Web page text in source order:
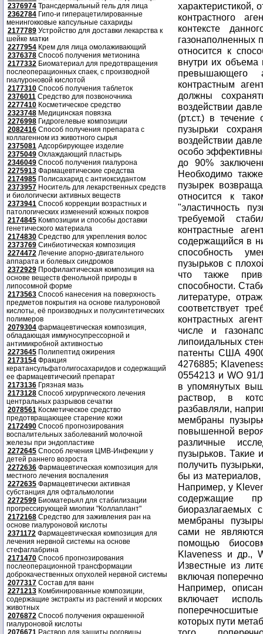
2376974 Трансдермальный гель для лица
2362784 Гипо-и гиперацетилированные
менингокковые капсульные сахариды
2177789 Устройство для доставки лекарства к
шейке матки
2277954 Крем для лица омолаживающий
2376378 Способ получения метионина
2177332 Биоматериал для предотвращения
послеоперационных спаек, с производной
гиалуроновой кислотой
2177310 Способ получения таблеток
2376011 Средство для позвоночника
2277410 Косметическое средство
2323748 Медицинская повязка
2276998 Гидрогелевые композиции
2082416 Способ получения препарата с
коллагенном из животного сырья
2375081 Адсорбирующее изделие
2375049 Охлаждающий пластырь
2346049 Способ получения гиалурона
2275913 Фармацевтические средства
2174985 Полисахарид с антиоксидантом
2373957 Носитель для лекарственных средств
и биологически активных веществ
2373941 Способ коррекции возрастных и
патологических изменений кожных покров
2174845 Композиции и способы доставки
генетического материала
2174830 Средство для укрепления волос
2373769 Синбиотическая композиция
2274472 Лечение апорно-двигательного
аппарата и болевых синдромов
2372929 Профилактическая композиция на
основе веществ фенольной природы в
липосомной форме
2173563 Способ нанесения на поверхность
предметов покрытия на основе гиалуроновой
кислоты, её производных и полусинтетических
полимеров
2079304 фармацевтическая композиция,
обладающая иммуносупрессорной и
антимикробной активностью
2273645 Полипептид ожирения
2173154 Фракция
кератансульфатолигосахаридов и содержащий
ее фармацевтический препарат
2173136 Грязная мазь
2173128 Способ хирургического лечения
центральных разрывов сечатки
2078561 Косметическое средство
предотвращающее старение кожи
2172490 Способ прогнозирования
воспалительных заболеваний молочной
железы при эндопластике
2272645 Способ лечения ЦМВ-Инфекции у
детей раннего возроста
2272636 Фармацевтическая композиция для
местного лечения воспаления
2272635 Фармацевтически активная
субстанция для офтальмологии
2272599 Биоматерьял для стабилизации
прогрессирующей миопии "Коллаплант"
2172168 Средство для заживления ран на
основе гиалуроновой кислоты
2371172 Фармацевтическая композиция для
лечения нервной системы на основе
стефаглабрина
2171470 Способ прогнозирования
послеоперационной трансформации
доброкачественных опухолей нервной системы
2077317 Состав для ванн
2271213 Комбинированные композиции,
содержащие экстракты из растений и морских
животных
2076872 Способ получения окрашенной
гиалуроновой кислоты
2076671 Раствор для защиты роговицы
характеристикой,
контрастного
контексте
газонаполненных
относится к
внутри их объема
превышающего
контрастным
должны
воздействии
(рт.ст.) в
пузырьки
воздействии
особо
до 90%
Необходимо
пузырек
относится к
"эластичность
требуемой
контрастные
содержащийся в
способность
пузырьков с
что также
способности.
литературе,
соответствует
контрастных
числе и
липоидальных
патенты США
4276885;
0554213 и WO 91/
в упомянутых
раствор, в
разбавляли,
мембраны
повышенной
различные
пузырьков. Такие
получить
бы из
Например, у
содержащие
биоразлагаемых
мембраны
сами не
помощью
Klaveness и др.,
Известные из
включая
Например,
включает
которых пути